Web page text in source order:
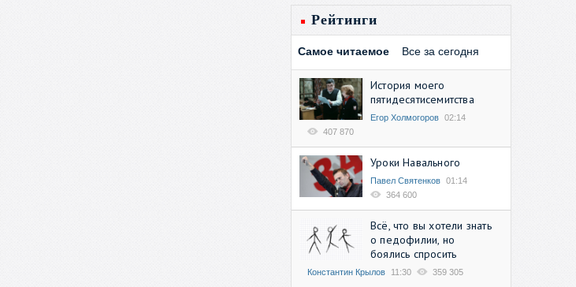
Рейтинги
Самое читаемое Все за сегодня
История моего
пятидесятисемитства
Егор Холмогоров 02:14
407 870
Уроки Навального
Павел Святенков 01:14
364 600
Всё, что вы хотели знать
о педофилии, но
боялись спросить
Константин Крылов 11:30 359 305